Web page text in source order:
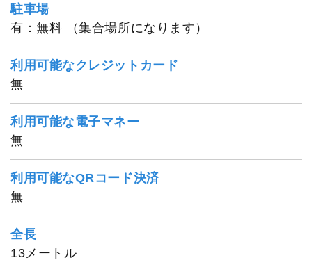
駐車場
有：無料 （集合場所になります）
利用可能なクレジットカード
無
利用可能な電子マネー
無
利用可能なQRコード決済
無
全長
13メートル